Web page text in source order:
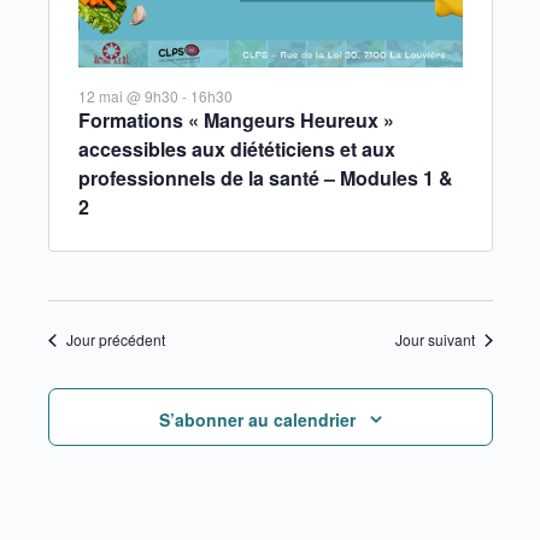
Formations « Mangeurs Heureux »
accessibles aux diététiciens et aux
professionnels de la santé – Modules 1 &
2
12 mai @ 9h30 - 16h30
Jour précédent Jour suivant
S’abonner au calendrier